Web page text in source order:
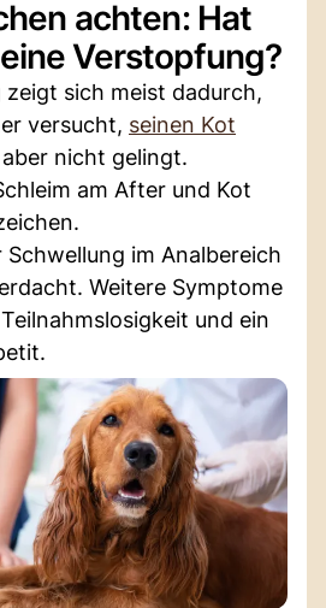
achten: Hat
Verstopfung?
zeigt sich meist dadurch,
versucht, seinen Kot
aber nicht gelingt.
am After und Kot
Schwellung im Analbereich
Weitere Symptome
und ein